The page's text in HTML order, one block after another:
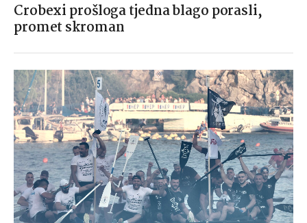
Crobexi prošloga tjedna blago porasli,
promet skroman